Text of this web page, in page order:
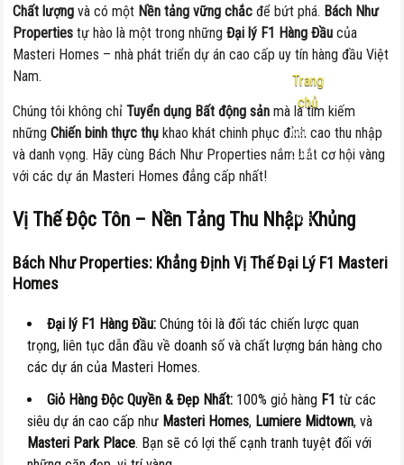
Trang
chủ
Nội
dung:
2026
Chất lượng và có một Nền tảng vững chắc để bứt phá. Bách Như
Properties tự hào là một trong nhữngĐại lý F1 Hàng Đầu của
Masteri Homes – nhà phát triển dự án cao cấp uy tín hàng đầu Việt
Nam.
Chúng tôi không chỉTuyển dụng Bất động sản mà là tìm kiếm
nhữngChiến binh thực thụ khao khát chinh phục đỉnh cao thu nhập
và danh vọng. Hãy cùng Bách Như Properties nắm bắt cơ hội vàng
với các dự án Masteri Homes đẳng cấp nhất!
Vị Thế Độc Tôn – Nền Tảng Thu Nhập Khủng
Bách Như Properties: Khẳng Định Vị Thế Đại Lý F1 Masteri
Homes
Đại lý F1 Hàng Đầu: Chúng tôi là đối tác chiến lược quan
trọng, liên tục dẫn đầu về doanh số và chất lượng bán hàng cho
các dự án của Masteri Homes.
Giỏ Hàng Độc Quyền & Đẹp Nhất: 100% giỏ hàng F1 từ các
siêu dự án cao cấp như Masteri Homes, Lumiere Midtown, và
Masteri Park Place. Bạn sẽ có lợi thế cạnh tranh tuyệt đối với